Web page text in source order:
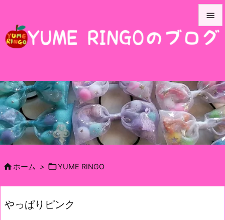



前へ

次へ

ホーム > YUME RINGO
やっぱりピンク